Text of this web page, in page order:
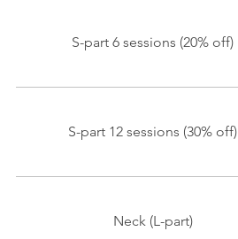
S-part 6 sessions (20% off)
S-part 12 sessions (30% off)
Neck (L-part)